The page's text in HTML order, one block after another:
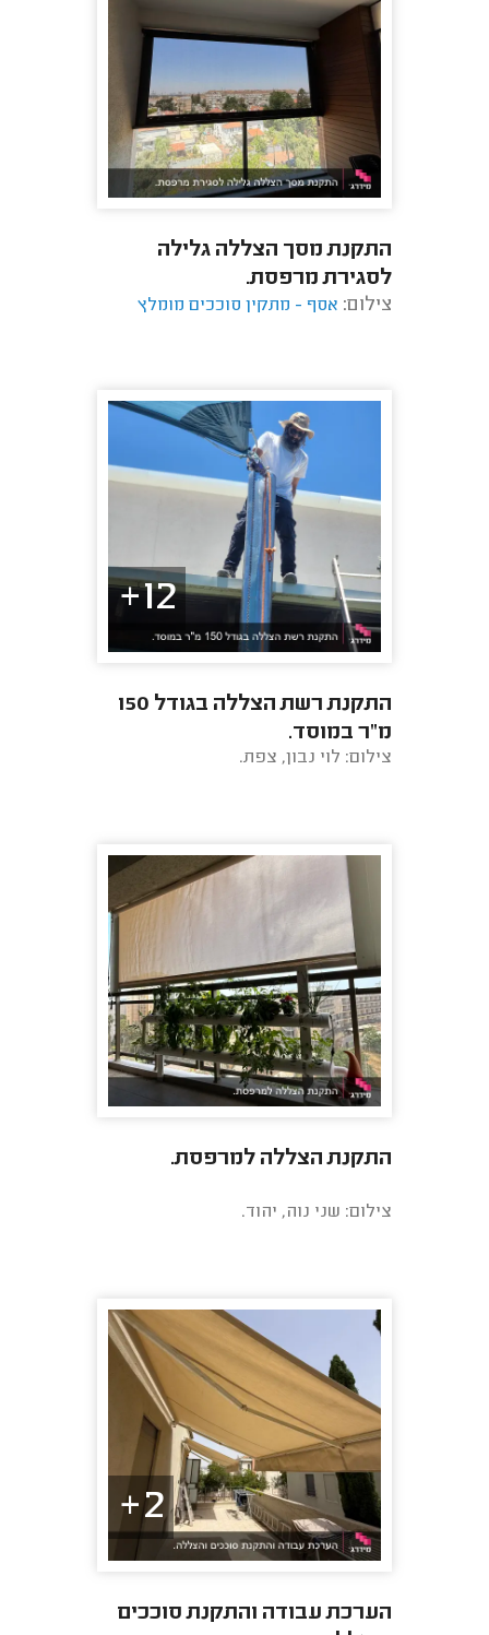
התקנת מסך הצללה גלילה
לסגירת מרפסת.
צילום: אסף - מתקין סוככים מומלץ
12+
התקנת רשת הצללה בגודל 150
מ"ר במוסד.
צילום: לוי נבון, צפת.
התקנת הצללה למרפסת.
צילום: שני נוה, יהוד.
2+
הערכת עבודה והתקנת סוככים